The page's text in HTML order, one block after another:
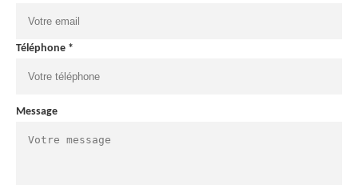
Téléphone *
Message